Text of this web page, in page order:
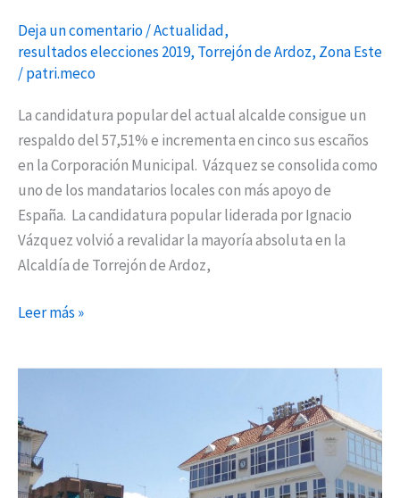
Deja un comentario/Actualidad,
resultados elecciones 2019, Torrejón de Ardoz, Zona Este
/patri.meco
La candidatura popular del actual alcalde consigue un
respaldo del 57,51% e incrementa en cinco sus escaños
en la Corporación Municipal. Vázquez se consolida como
uno de los mandatarios locales con más apoyo de
España. La candidatura popular liderada por Ignacio
Vázquez volvió a revalidar la mayoría absoluta en la
Alcaldía de Torrejón de Ardoz,
Leer más »
concurren
ante
las